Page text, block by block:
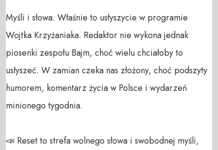
Myśli i słowa. Właśnie to usłyszycie w programie
Wojtka Krzyżaniaka. Redaktor nie wykona jednak
piosenki zespołu Bajm, choć wielu chciałoby to
usłyszeć. W zamian czeka nas złożony, choć podszyty
humorem, komentarz życia w Polsce i wydarzeń
minionego tygodnia.
📣 Reset to strefa wolnego słowa i swobodnej myśli,